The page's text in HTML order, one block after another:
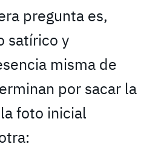
pregunta es,
satírico y
misma de
por sacar la
foto inicial